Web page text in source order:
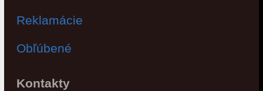
Reklamácie
Obľúbené
Kontakty